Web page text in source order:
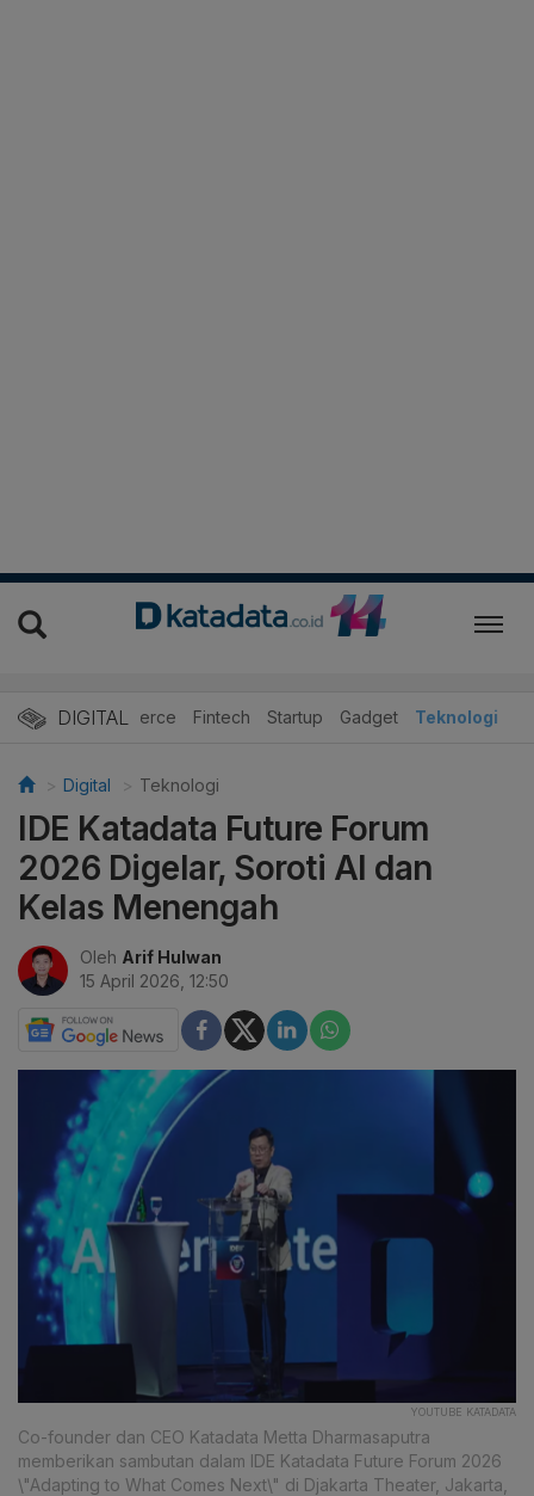
DIGITAL
E-Commerce Fintech Startup Gadget Teknologi
Digital Teknologi
IDE Katadata Future Forum
2026 Digelar, Soroti AI dan
Kelas Menengah
Oleh Arif Hulwan
15 April 2026, 12:50
YOUTUBE KATADATA
Co-founder dan CEO Katadata Metta Dharmasaputra
memberikan sambutan dalam IDE Katadata Future Forum 2026
\"Adapting to What Comes Next\" di Djakarta Theater, Jakarta,